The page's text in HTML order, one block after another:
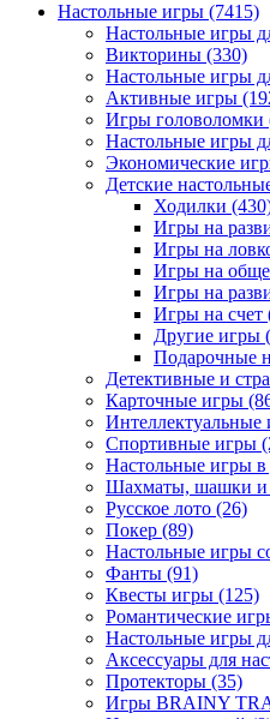
Настольные игры (7415)
Настольные игры
Викторины (330)
Настольные игры
Активные игры
Игры головоломки
Настольные игры
Экономические
Детские
Ходилки
Игры на
Игры на
Игры на
Игры на
Игры на счет
Другие игры
Подарочные
Детективные и
Карточные игры
Интеллектуальные
Спортивные игры
Настольные игры в
Шахматы, шашки и
Русское лото (26)
Покер (89)
Настольные игры
Фанты (91)
Квесты игры (125)
Романтические
Настольные игры
Аксессуары для
Протекторы (35)
Игры BRAINY